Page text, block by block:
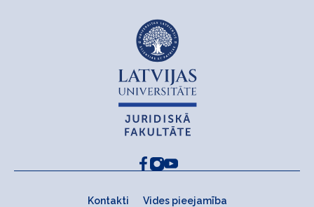
Kontakti Vides pieejamība